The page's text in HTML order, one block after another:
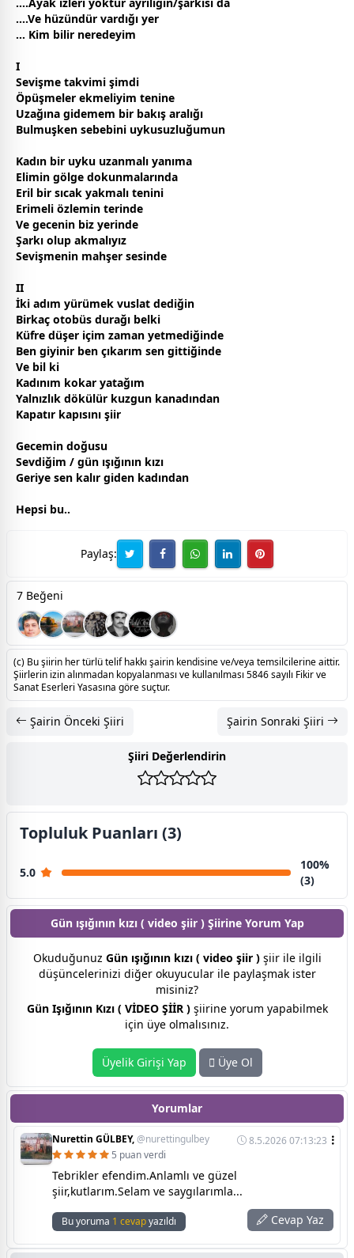
....Ve hüzündür vardığı yer
... Kim bilir neredeyim
I
Sevişme takvimi şimdi
Öpüşmeler ekmeliyim tenine
Uzağına gidemem bir bakış aralığı
Bulmuşken sebebini uykusuzluğumun
Kadın bir uyku uzanmalı yanıma
Elimin gölge dokunmalarında
Eril bir sıcak yakmalı tenini
Erimeli özlemin terinde
Ve gecenin biz yerinde
Şarkı olup akmalıyız
Sevişmenin mahşer sesinde
II
İki adım yürümek vuslat dediğin
Birkaç otobüs durağı belki
Küfre düşer içim zaman yetmediğinde
Ben giyinir ben çıkarım sen gittiğinde
Ve bil ki
Kadınım kokar yatağım
Yalnızlık dökülür kuzgun kanadından
Kapatır kapısını şiir
Gecemin doğusu
Sevdiğim / gün ışığının kızı
Geriye sen kalır giden kadından
Hepsi bu..
Paylaş:
7 Beğeni
(c) Bu şiirin her türlü telif hakkı şairin kendisine ve/veya temsilcilerine aittir.
Şiirlerin izin alınmadan kopyalanması ve kullanılması 5846 sayılı Fikir ve
Sanat Eserleri Yasasına göre suçtur.
Şairin Önceki Şiiri Şairin Sonraki Şiiri
Şiiri Değerlendirin
Topluluk Puanları (3)
5.0
100%
(3)
Gün ışığının kızı ( video şiir ) Şiirine Yorum Yap
Okuduğunuz Gün ışığının kızı ( video şiir )şiir ile ilgili
düşüncelerinizi diğer okuyucular ile paylaşmak ister
misiniz?
Gün Işığının Kızı ( VİDEO ŞİİR )şiirine yorum yapabilmek
için üye olmalısınız.
Üyelik Girişi Yap Üye Ol
Yorumlar
Nurettin GÜLBEY,@nurettingulbey
8.5.2026 07:13:23
5 puan verdi
Tebrikler efendim.Anlamlı ve güzel
şiir,kutlarım.Selam ve saygılarımla...
Bu yoruma 1 cevapyazıldı Cevap Yaz